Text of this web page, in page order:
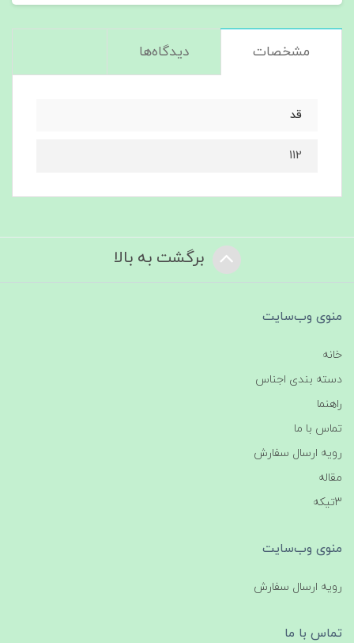
مشخصات دیدگاه‌ها
قد
112
برگشت به بالا
منوی وب‌سایت
خانه
دسته بندی اجناس
راهنما
تماس با ما
رویه ارسال سفارش
مقاله
3تیکه
منوی وب‌سایت
رویه ارسال سفارش
تماس با ما